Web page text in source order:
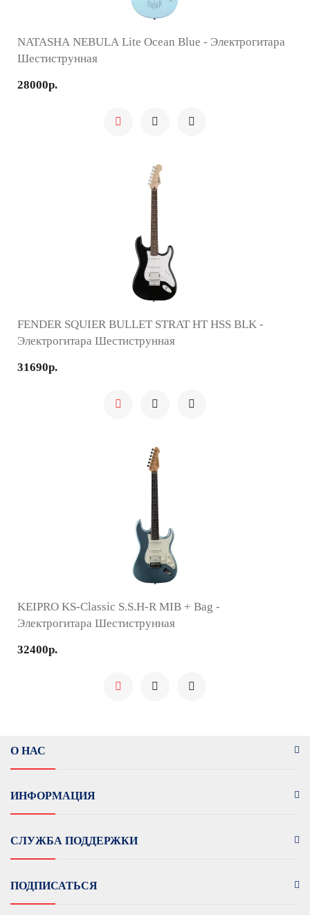
NATASHA NEBULA Lite Ocean Blue - Электрогитара
Шестиструнная
28000р.
FENDER SQUIER BULLET STRAT HT HSS BLK -
Электрогитара Шестиструнная
31690р.
KEIPRO KS-Classic S.S.H-R MIB + Bag -
Электрогитара Шестиструнная
32400р.
О НАС
ИНФОРМАЦИЯ
СЛУЖБА ПОДДЕРЖКИ
ПОДПИСАТЬСЯ